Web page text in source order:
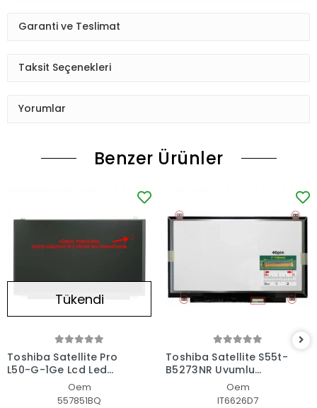
Garanti ve Teslimat
Taksit Seçenekleri
Yorumlar
Benzer Ürünler
Tükendi
Toshiba Satellite Pro
L50-G-1Ge Lcd Led
Ekran - PanelOem
557851BQ
Toshiba Satellite S55t-
B5273NR Uyumlu
Notebook Led Ekran
Oem
IT6626D7